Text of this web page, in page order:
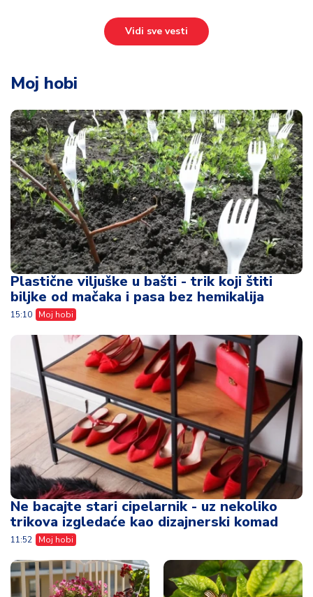
Vidi sve vesti
Moj hobi
Plastične viljuške u bašti - trik koji štiti
biljke od mačaka i pasa bez hemikalija
15:10 Moj hobi
Ne bacajte stari cipelarnik - uz nekoliko
trikova izgledaće kao dizajnerski komad
11:52 Moj hobi